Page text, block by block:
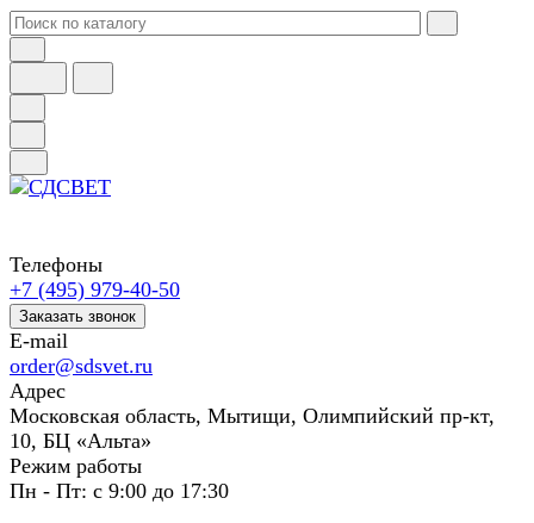
Телефоны
+7 (495) 979-40-50
Заказать звонок
E-mail
order@sdsvet.ru
Адрес
Московская область, Мытищи, Олимпийский пр-кт,
10, БЦ «Альта»
Режим работы
Пн - Пт: с 9:00 до 17:30